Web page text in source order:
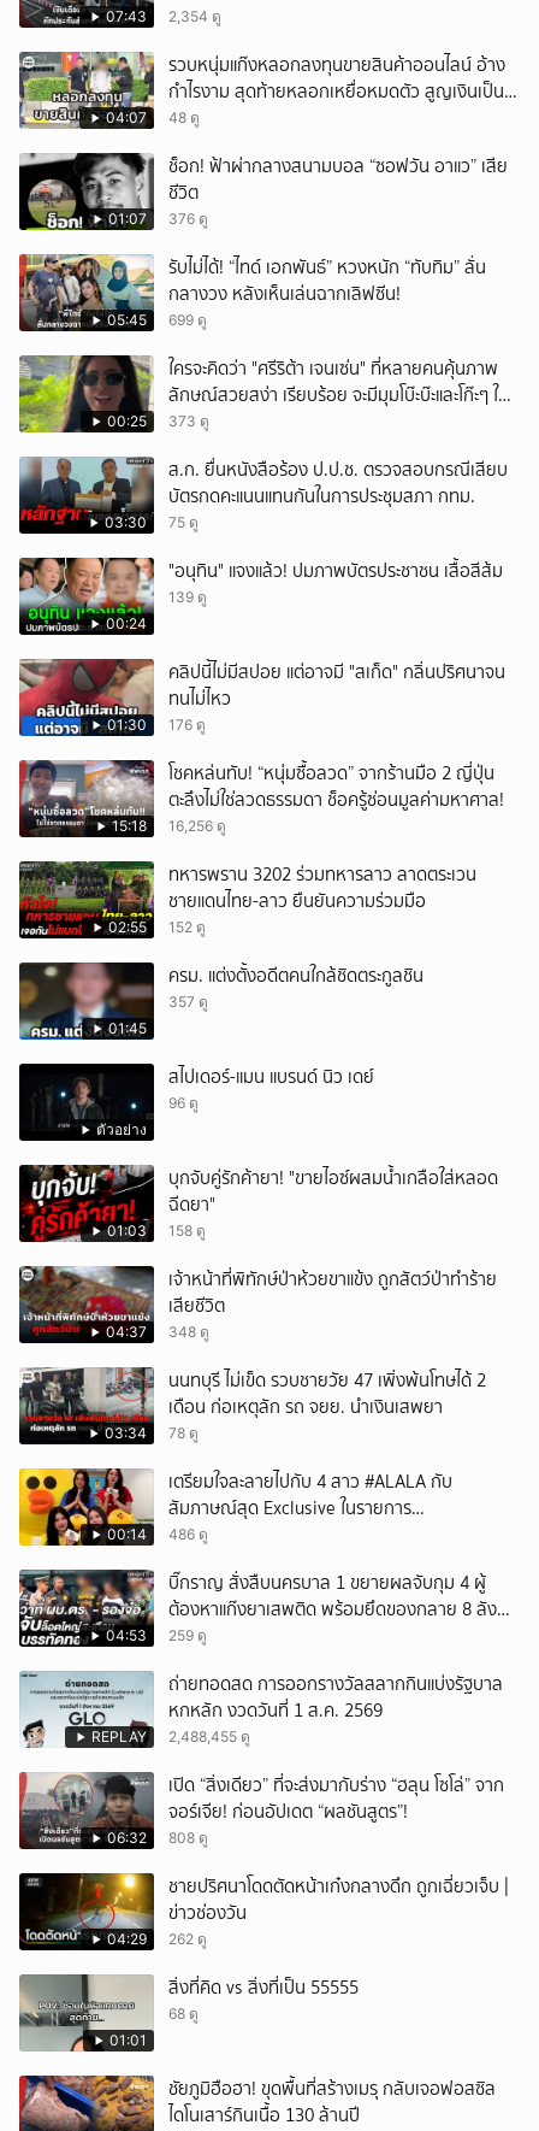
07:43
เดือนแต่ไม่ส่ง?
2,354 ดู
04:07
รวบหนุ่มแก๊งหลอกลงทุนขายสินค้าออนไลน์ อ้าง
กำไรงาม สุดท้ายหลอกเหยื่อหมดตัว สูญเงินเป็น
แสนบาท ยังให้การปฏิเสธ
48 ดู
01:07
ช็อก! ฟ้าผ่ากลางสนามบอล “ซอฟวัน อาแว” เสีย
ชีวิต
376 ดู
05:45
รับไม่ได้! “ไทด์ เอกพันธ์” หวงหนัก “ทับทิม” ลั่น
กลางวง หลังเห็นเล่นฉากเลิฟซีน!
699 ดู
00:25
ใครจะคิดว่า "ศรีริต้า เจนเซ่น" ที่หลายคนคุ้นภาพ
ลักษณ์สวยสง่า เรียบร้อย จะมีมุมโบ๊ะบ๊ะและโก๊ะๆ ให้
ได้อมยิ้มเหมือนกัน งานนี้ทำเอาแฟนๆ ทั้งเอ็นดูทั้ง
373 ดู
03:30
ส.ก. ยื่นหนังสือร้อง ป.ป.ช. ตรวจสอบกรณีเสียบ
บัตรกดคะแนนแทนกันในการประชุมสภา กทม.
75 ดู
00:24
"อนุทิน" แจงแล้ว! ปมภาพบัตรประชาชน เสื้อสีส้ม
139 ดู
01:30
คลิปนี้ไม่มีสปอย แต่อาจมี "สเก็ด" กลิ่นปริศนาจน
ทนไม่ไหว
176 ดู
15:18
โชคหล่นทับ! “หนุ่มซื้อลวด” จากร้านมือ 2 ญี่ปุ่น
ตะลึงไม่ใช่ลวดธรรมดา ช็อครู้ซ่อนมูลค่ามหาศาล!
16,256 ดู
02:55
ทหารพราน 3202 ร่วมทหารลาว ลาดตระเวน
ชายแดนไทย-ลาว ยืนยันความร่วมมือ
152 ดู
01:45
ครม. แต่งตั้งอดีตคนใกล้ชิดตระกูลชิน
357 ดู
ตัวอย่าง
สไปเดอร์-แมน แบรนด์ นิว เดย์
96 ดู
01:03
บุกจับคู่รักค้ายา! "ขายไอซ์ผสมน้ำเกลือใส่หลอด
ฉีดยา"
158 ดู
04:37
เจ้าหน้าที่พิทักษ์ป่าห้วยขาแข้ง ถูกสัตว์ป่าทำร้าย
เสียชีวิต
348 ดู
03:34
นนทบุรี ไม่เข็ด รวบชายวัย 47 เพิ่งพ้นโทษได้ 2
เดือน ก่อเหตุลัก รถ จยย. นำเงินเสพยา
78 ดู
00:14
เตรียมใจละลายไปกับ 4 สาว #ALALA กับ
สัมภาษณ์สุด Exclusive ในรายการ
#POPCORNER เร็ว ๆ นี้ที่ #LINETODAYPOP
486 ดู
04:53
บิ๊กราญ สั่งสืบนครบาล 1 ขยายผลจับกุม 4 ผู้
ต้องหาแก๊งยาเสพติด พร้อมยึดของกลาย 8 ลัง
ส่งผ่านขนส่งเอกชนเข้า กทม.
259 ดู
REPLAY
ถ่ายทอดสด การออกรางวัลสลากกินแบ่งรัฐบาล
หกหลัก งวดวันที่ 1 ส.ค. 2569
2,488,455 ดู
06:32
เปิด “สิ่งเดียว” ที่จะส่งมากับร่าง “ฮลุน โซโล่” จาก
จอร์เจีย! ก่อนอัปเดต “ผลชันสูตร”!
808 ดู
04:29
ชายปริศนาโดดตัดหน้าเก๋งกลางดึก ถูกเฉี่ยวเจ็บ |
ข่าวช่องวัน
262 ดู
01:01
สิ่งที่คิด vs สิ่งที่เป็น 55555
68 ดู
ชัยภูมิฮือฮา! ขุดพื้นที่สร้างเมรุ กลับเจอฟอสซิล
ไดโนเสาร์กินเนื้อ 130 ล้านปี